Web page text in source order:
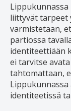
liittyvät tarpeet
varmistetaan,
partiossa
identiteettiään
ei tarvitse
tahtomattaan,
identiteetissä